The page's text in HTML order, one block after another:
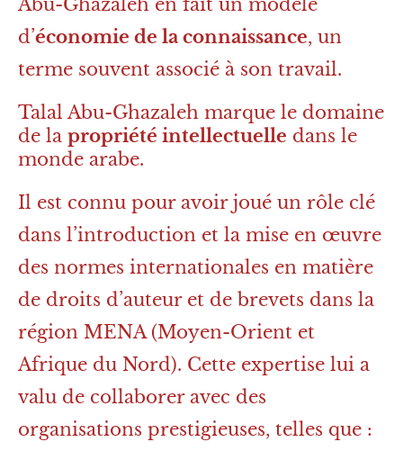
Abu-Ghazaleh en fait un modèle
d’économie de la connaissance, un
terme souvent associé à son travail.
Talal Abu-Ghazaleh marque le domaine
de la propriété intellectuelle dans le
monde arabe.
Il est connu pour avoir joué un rôle clé
dans l’introduction et la mise en œuvre
des normes internationales en matière
de droits d’auteur et de brevets dans la
région MENA (Moyen-Orient et
Afrique du Nord). Cette expertise lui a
valu de collaborer avec des
organisations prestigieuses, telles que :